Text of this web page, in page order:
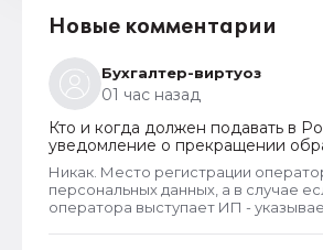
Новые комментарии
Бухгалтер-виртуоз
01 час назад
Кто и когда должен подавать в
уведомление о прекращении
персональных данных
Никак. Место регистрации
персональных данных, а в случае
оператора выступает ИП -